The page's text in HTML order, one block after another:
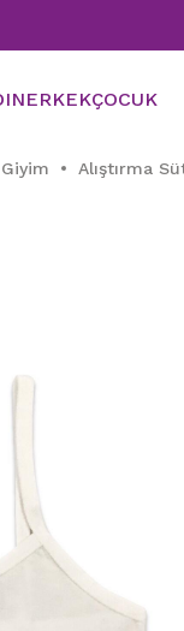
ERKEKÇOCUK
Alıştırma